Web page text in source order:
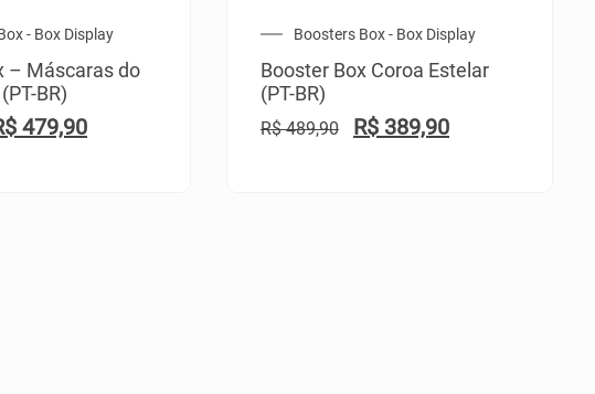
- Box Display
– Máscaras do
BR)
479,90
Boosters Box - Box Display
Booster Box Coroa Estelar
(PT-BR)
R$489,90 R$ 389,90